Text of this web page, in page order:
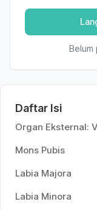
Belum
Daftar Isi
Organ Eksternal:
Mons Pubis
Labia Majora
Labia Minora